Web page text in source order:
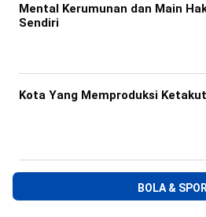
Mental Kerumunan dan Main
Sendiri
Kota Yang Memproduksi
BOLA &